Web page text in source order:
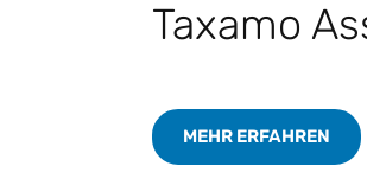
Taxamo
MEHR ERFAHREN